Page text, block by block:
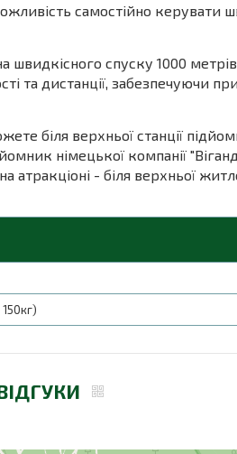
самостійно керувати
спуску 1000
та дистанції, забезпечуючи
біля верхньої станції
німецької компанії
- біля верхньої